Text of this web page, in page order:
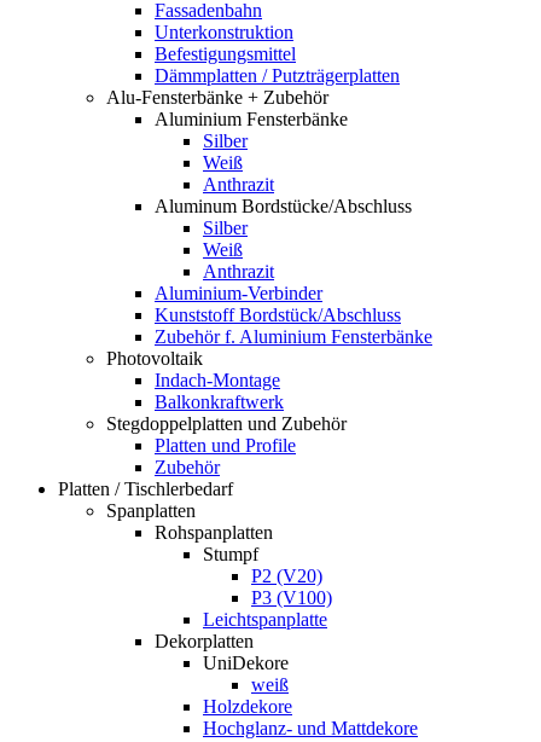
Fassadenbahn
Unterkonstruktion
Befestigungsmittel
Dämmplatten / Putzträgerplatten
Alu-Fensterbänke + Zubehör
Aluminium Fensterbänke
Silber
Weiß
Anthrazit
Aluminum Bordstücke/Abschluss
Silber
Weiß
Anthrazit
Aluminium-Verbinder
Kunststoff Bordstück/Abschluss
Zubehör f. Aluminium Fensterbänke
Photovoltaik
Indach-Montage
Balkonkraftwerk
Stegdoppelplatten und Zubehör
Platten und Profile
Zubehör
Platten / Tischlerbedarf
Spanplatten
Rohspanplatten
Stumpf
P2 (V20)
P3 (V100)
Leichtspanplatte
Dekorplatten
UniDekore
weiß
Holzdekore
Hochglanz- und Mattdekore